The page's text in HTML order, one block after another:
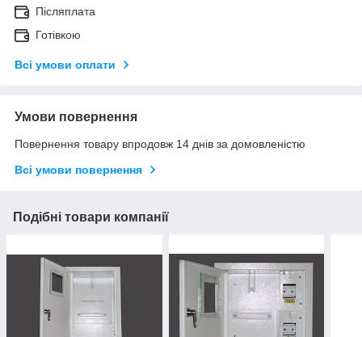
Післяплата
Готівкою
Всі умови оплати
Умови повернення
Повернення товару впродовж 14 днів за домовленістю
Всі умови повернення
Подібні товари компанії